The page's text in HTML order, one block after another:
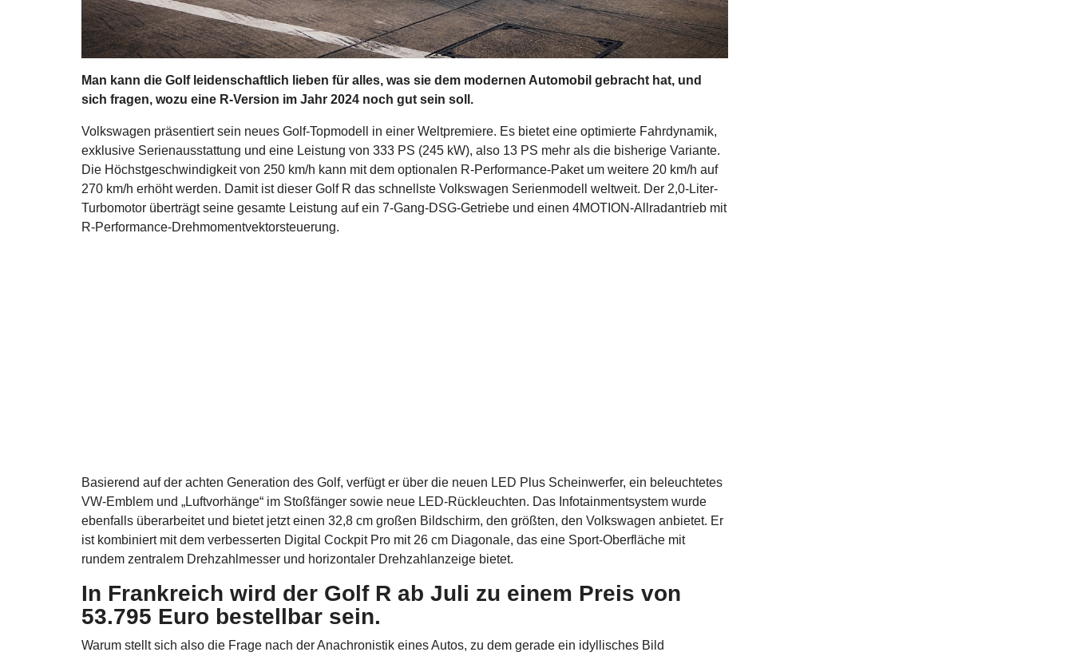
Man kann die Golf leidenschaftlich lieben für alles, was sie dem modernen Automobil gebracht hat, und
sich fragen, wozu eine R-Version im Jahr 2024 noch gut sein soll.
Volkswagen präsentiert sein neues Golf-Topmodell in einer Weltpremiere. Es bietet eine optimierte Fahrdynamik,
exklusive Serienausstattung und eine Leistung von 333 PS (245 kW), also 13 PS mehr als die bisherige Variante.
Die Höchstgeschwindigkeit von 250 km/h kann mit dem optionalen R-Performance-Paket um weitere 20 km/h auf
270 km/h erhöht werden. Damit ist dieser Golf R das schnellste Volkswagen Serienmodell weltweit. Der 2,0-Liter-
Turbomotor überträgt seine gesamte Leistung auf ein 7-Gang-DSG-Getriebe und einen 4MOTION-Allradantrieb mit
R-Performance-Drehmomentvektorsteuerung.
Basierend auf der achten Generation des Golf, verfügt er über die neuen LED Plus Scheinwerfer, ein beleuchtetes
VW-Emblem und „Luftvorhänge“ im Stoßfänger sowie neue LED-Rückleuchten. Das Infotainmentsystem wurde
ebenfalls überarbeitet und bietet jetzt einen 32,8 cm großen Bildschirm, den größten, den Volkswagen anbietet. Er
ist kombiniert mit dem verbesserten Digital Cockpit Pro mit 26 cm Diagonale, das eine Sport-Oberfläche mit
rundem zentralem Drehzahlmesser und horizontaler Drehzahlanzeige bietet.
In Frankreich wird der Golf R ab Juli zu einem Preis von
53.795 Euro bestellbar sein.
Warum stellt sich also die Frage nach der Anachronistik eines Autos, zu dem gerade ein idyllisches Bild